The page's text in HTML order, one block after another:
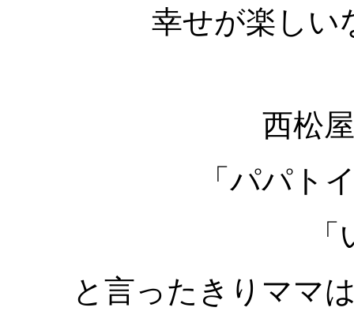
幸せが楽しい
西松
「パパト
と言ったきりママ